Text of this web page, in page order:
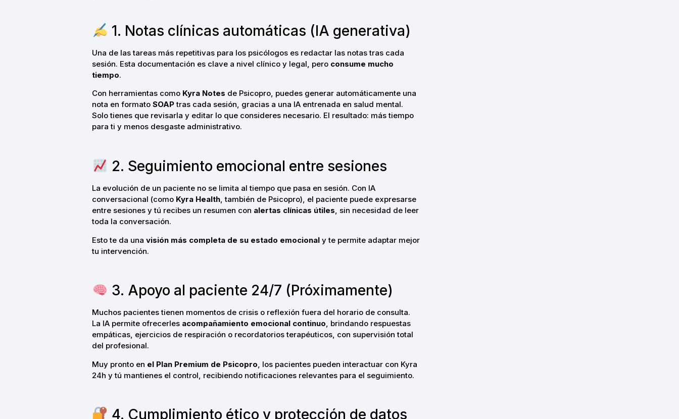
1. Notas clínicas automáticas (IA generativa)
Una de las tareas más repetitivas para los psicólogos es redactar las notas tras cada
sesión. Esta documentación es clave a nivel clínico y legal, pero consume mucho
tiempo.
Con herramientas como Kyra Notes de Psicopro, puedes generar automáticamente una
nota en formato SOAPtras cada sesión, gracias a una IA entrenada en salud mental.
Solo tienes que revisarla y editar lo que consideres necesario. El resultado: más tiempo
para ti y menos desgaste administrativo.
2. Seguimiento emocional entre sesiones
La evolución de un paciente no se limita al tiempo que pasa en sesión. Con IA
conversacional (como Kyra Health, también de Psicopro), el paciente puede expresarse
entre sesiones y tú recibes un resumen con alertas clínicas útiles, sin necesidad de leer
toda la conversación.
Esto te da una visión más completa de su estado emocional y te permite adaptar mejor
tu intervención.
3. Apoyo al paciente 24/7 (Próximamente)
Muchos pacientes tienen momentos de crisis o reflexión fuera del horario de consulta.
La IA permite ofrecerles acompañamiento emocional continuo, brindando respuestas
empáticas, ejercicios de respiración o recordatorios terapéuticos, con supervisión total
del profesional.
Muy pronto en el Plan Premium de Psicopro , los pacientes pueden interactuar con Kyra
24h y tú mantienes el control, recibiendo notificaciones relevantes para el seguimiento.
4. Cumplimiento ético y protección de datos